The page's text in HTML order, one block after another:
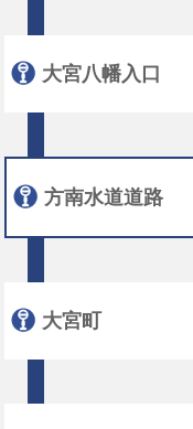
大宮八幡入口
方南水道道路
大宮町